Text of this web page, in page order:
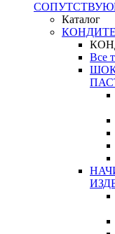
Каталог
Все